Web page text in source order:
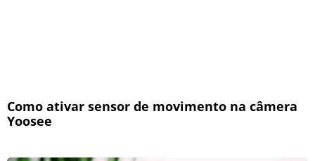
Como ativar sensor de movimento na câmera
Yoosee